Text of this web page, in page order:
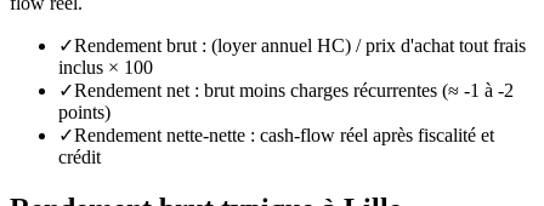
✓Rendement brut : (loyer annuel HC) / prix d'achat tout frais
inclus × 100
✓Rendement net : brut moins charges récurrentes (≈ -1 à -2
points)
✓Rendement nette-nette : cash-flow réel après fiscalité et
crédit